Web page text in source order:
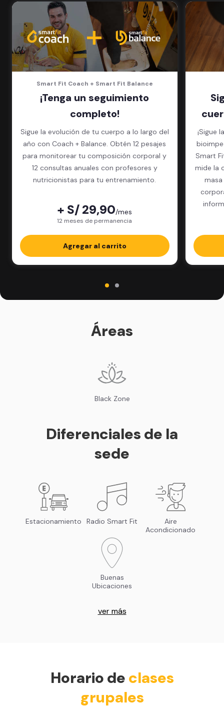
5 invitados al mes en el gimnasio
que quieras
Smart Fit Coach + Smart Fit Balance
¡Tenga un seguimiento
completo!
Sigue la evolución de tu cuerpo a lo largo del
año con Coach + Balance. Obtén 12 pesajes
para monitorear tu composición corporal y
12 consultas anuales con profesores y
nutricionistas para tu entrenamiento.
+ S/ 29,90/mes
12 meses de permanencia
Agregar al carrito
¡Sigue
Smart Fit App. El
mide la
Áreas
Black Zone
Diferenciales de la
sede
Estacionamiento Radio Smart Fit
Aire
Acondicionado
Buenas
Ubicaciones
ver más
Horario de clases
grupales